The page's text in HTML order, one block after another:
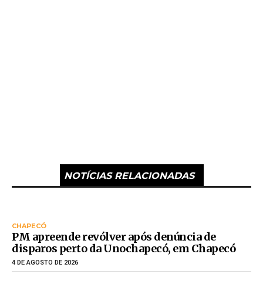
NOTÍCIAS RELACIONADAS
CHAPECÓ
PM apreende revólver após denúncia de
disparos perto da Unochapecó, em Chapecó
4 DE AGOSTO DE 2026